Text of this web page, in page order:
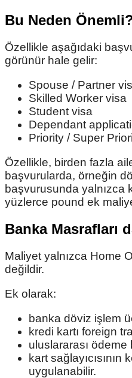
Bu Neden
Özellikle aşağıdaki
görünür hale gelir:
Spouse / Partner
Skilled Worker visa
Student visa
Dependant
Priority / Super
Özellikle, birden fazla
başvurularda, örneğin
başvurusunda yalnızca
yüzlerce pound ek
Banka Masrafları
Maliyet yalnızca Home
değildir.
Ek olarak:
banka döviz işlem
kredi kartı foreign
uluslararası ödeme
kart sağlayıcısının
uygulanabilir.